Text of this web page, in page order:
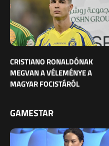
CRISTIANO RONALDÓNAK
MEGVAN A VÉLEMÉNYE A
MAGYAR FOCISTÁRÓL
GAMESTAR